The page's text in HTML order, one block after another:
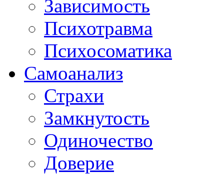
Зависимость
Психотравма
Психосоматика
Самоанализ
Страхи
Замкнутость
Одиночество
Доверие